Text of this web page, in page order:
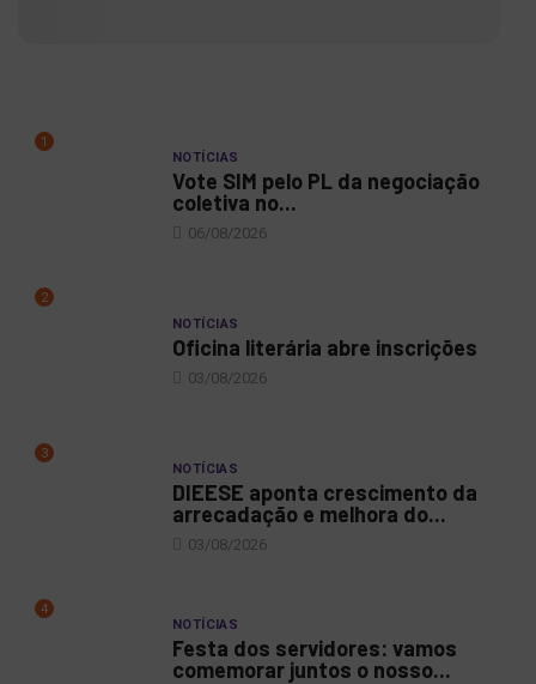
1
NOTÍCIAS
Vote SIM pelo PL da negociação
coletiva no...
06/08/2026
2
NOTÍCIAS
Oficina literária abre inscrições
03/08/2026
3
NOTÍCIAS
DIEESE aponta crescimento da
arrecadação e melhora do...
03/08/2026
4
NOTÍCIAS
Festa dos servidores: vamos
comemorar juntos o nosso...